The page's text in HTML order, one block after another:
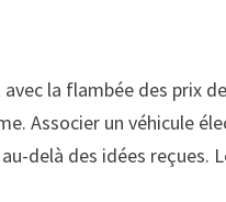
la flambée des prix
Associer un véhicule
delà des idées reçues.